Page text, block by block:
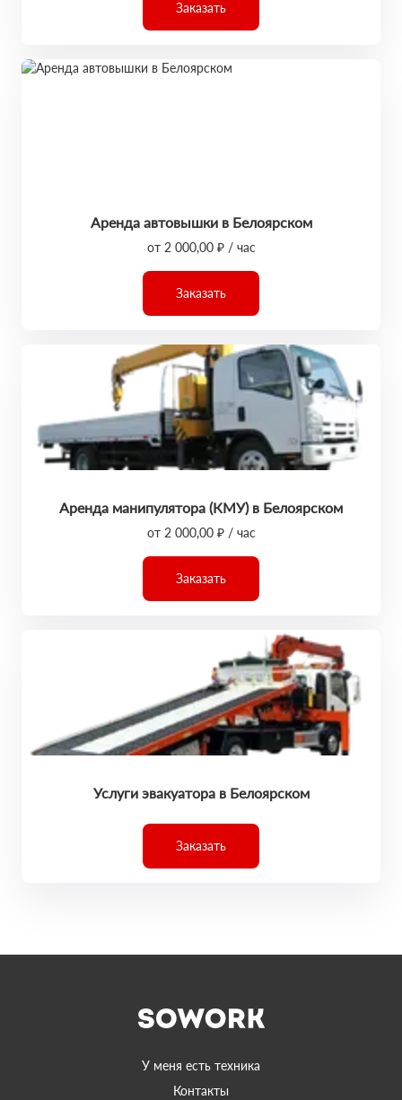
Заказать
Аренда автовышки в Белоярском
от 2 000,00 ₽ / час
Заказать
Аренда манипулятора (КМУ) в Белоярском
от 2 000,00 ₽ / час
Заказать
Услуги эвакуатора в Белоярском
Заказать
У меня есть техника
Контакты